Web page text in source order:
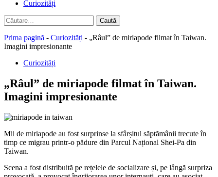
Curiozități
Caută
după:
Prima pagină - Curiozități - „Râul” de miriapode filmat în Taiwan.
Imagini impresionante
Curiozități
„Râul” de miriapode filmat în Taiwan.
Imagini impresionante
Mii de miriapode au fost surprinse la sfârșitul săptămânii trecute în
timp ce migrau printr-o pădure din Parcul Național Shei-Pa din
Taiwan.
Scena a fost distribuită pe rețelele de socializare și, pe lângă surpriza